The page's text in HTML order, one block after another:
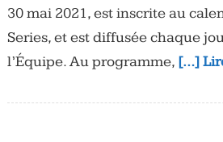
30 mai 2021, est inscrite au
Series, et est diffusée chaque
l’Équipe. Au programme, […]